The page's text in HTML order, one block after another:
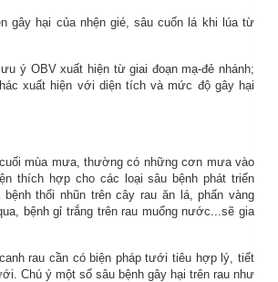
gây hại của nhện gié, sâu cuốn lá khi lúa từ
ý OBV xuất hiện từ giai đoạn mạ-đẻ nhánh;
xuất hiện với diện tích và mức độ gây hại
cuốimùa mưa, thường có những cơn mưa vào
thích hợp cho các loại sâu bệnh phát triển
thối nhũn trên cây rau ăn lá, phấn vàng
bệnh gỉ trắng trên rau muống nước...sẽ gia
rau cần có biện pháp tưới tiêu hợp lý, tiết
Chú ý một số sâu bệnh gây hại trên rau như